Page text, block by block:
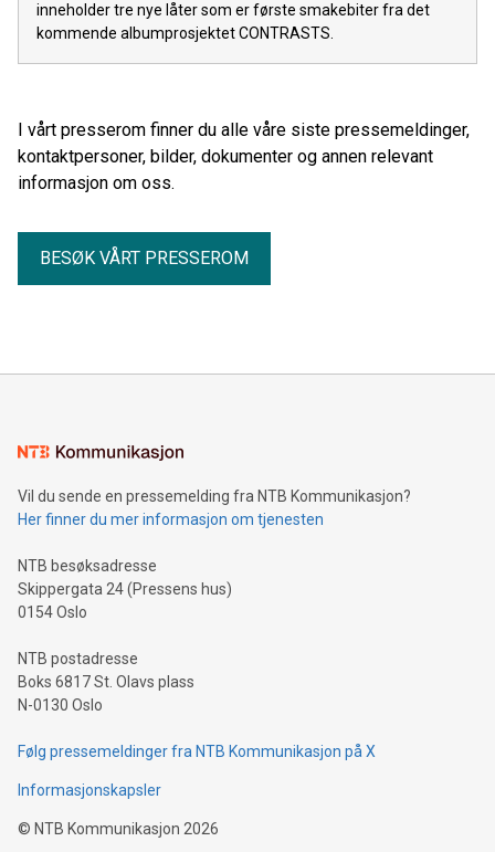
inneholder tre nye låter som er første smakebiter fra det
kommende albumprosjektet CONTRASTS.
I vårt presserom finner du alle våre siste pressemeldinger,
kontaktpersoner, bilder, dokumenter og annen relevant
informasjon om oss.
BESØK VÅRT PRESSEROM
Vil du sende en pressemelding fra NTB Kommunikasjon?
Her finner du mer informasjon om tjenesten
NTB besøksadresse
Skippergata 24 (Pressens hus)
0154 Oslo
NTB postadresse
Boks 6817 St. Olavs plass
N-0130 Oslo
Følg pressemeldinger fra NTB Kommunikasjon på X
Informasjonskapsler
© NTB Kommunikasjon 2026